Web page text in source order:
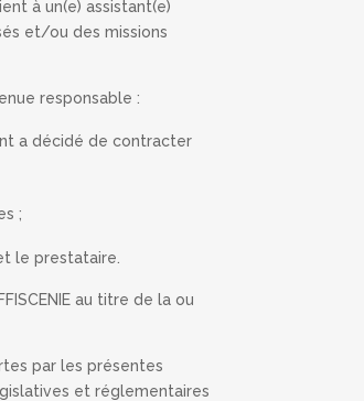
à un(e) assistant(e)
et/ou des missions
responsable :
a décidé de contracter
;
le prestataire.
au titre de la ou
par les présentes
et réglementaires